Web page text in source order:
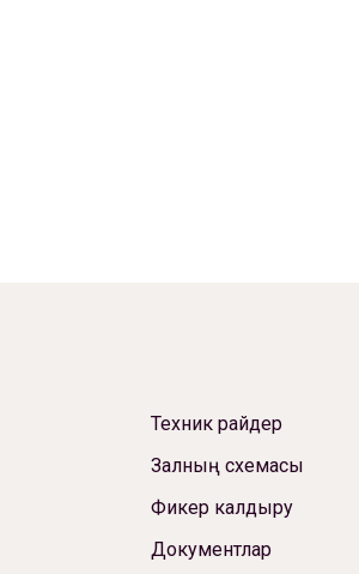
Техник райдер
Залның схемасы
Фикер калдыру
Документлар